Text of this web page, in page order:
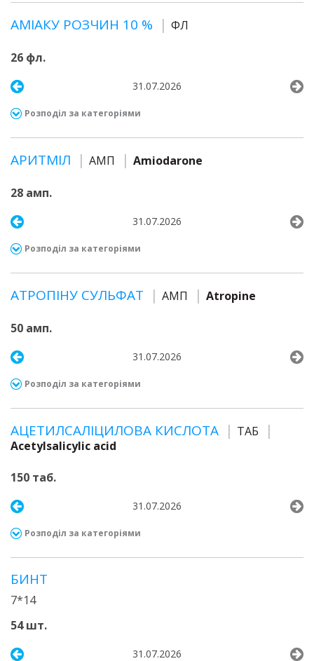
АМІАКУ РОЗЧИН 10 % ФЛ
26 фл.
31.07.2026
Розподіл за категоріями
АРИТМІЛ АМП Amiodarone
28 амп.
31.07.2026
Розподіл за категоріями
АТРОПІНУ СУЛЬФАТ АМП Atropine
50 амп.
31.07.2026
Розподіл за категоріями
АЦЕТИЛСАЛІЦИЛОВА КИСЛОТА
ТАБ
Acetylsalicylic acid
150 таб.
31.07.2026
Розподіл за категоріями
БИНТ
7*14
54 шт.
31.07.2026